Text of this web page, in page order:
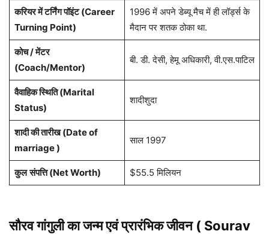
करियर में टर्निंग पॉइंट (Career
Turning Point)
1996 में अपने डेब्यू मैच में ही लॉर्ड्स के
मैदान पर शतक ठोका था.
कोच / मेंटर
(Coach/Mentor)
बी. डी. देसी, हेमू अधिकारी, वी.एस.पाटिल
वैवाहिक स्थिति (Marital
Status)
शादीशुदा
शादी की तारीख (Date of
marriage )
साल 1997
कुल संपत्ति (Net Worth) $55.5 मिलियन
सौरव गांगुलीका जन्म एवं प्रारंभिक जीवन ( Sourav